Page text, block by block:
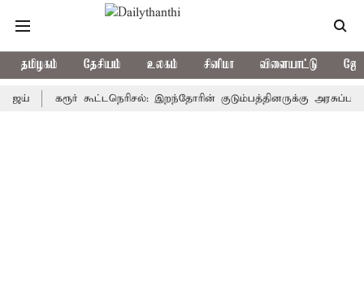
தமிழகம் தேசியம் உலகம் சினிமா விளையாட்டு
கரூர் கூட்டநெரிசல்: இறந்தோரின் குடும்பத்தினருக்கு அரசுப்பணி